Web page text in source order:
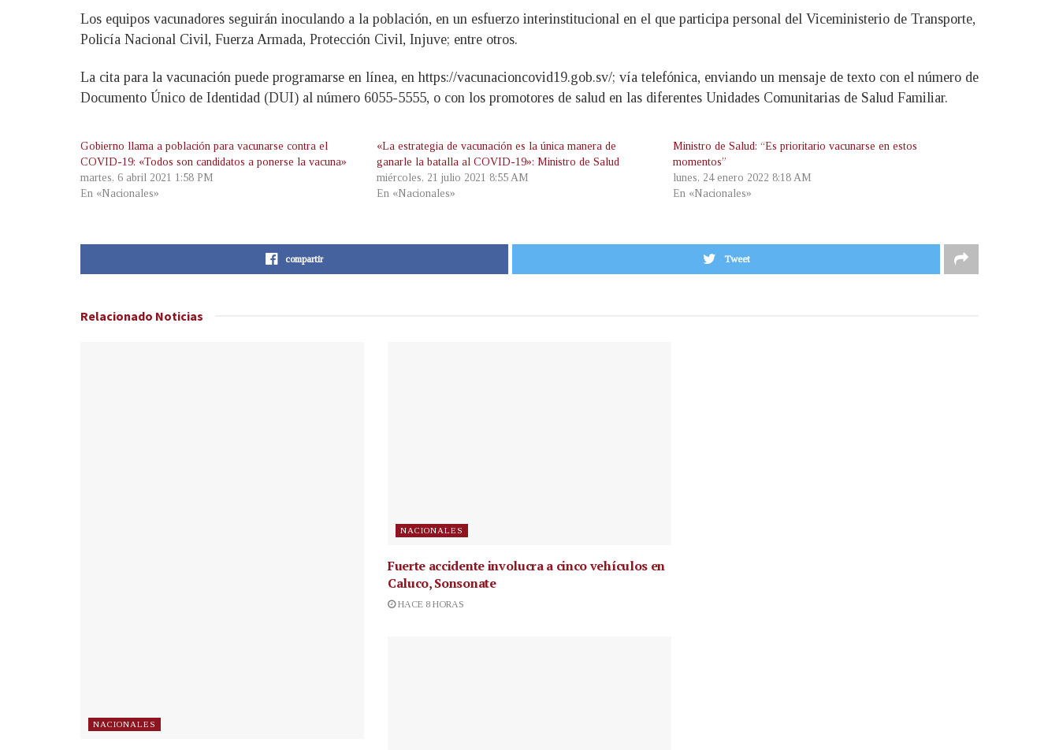
Los equipos vacunadores seguirán inoculando a la población, en un esfuerzo interinstitucional en el que participa personal del Viceministerio de Transporte,
Policía Nacional Civil, Fuerza Armada, Protección Civil, Injuve; entre otros.
La cita para la vacunación puede programarse en línea, en https://vacunacioncovid19.gob.sv/; vía telefónica, enviando un mensaje de texto con el número de
Documento Único de Identidad (DUI) al número 6055-5555, o con los promotores de salud en las diferentes Unidades Comunitarias de Salud Familiar.
Gobierno llama a población para vacunarse contra el
COVID-19: «Todos son candidatos a ponerse la vacuna»
martes, 6 abril 2021 1:58 PM
En «Nacionales»
«La estrategia de vacunación es la única manera de
ganarle la batalla al COVID-19»: Ministro de Salud
miércoles, 21 julio 2021 8:55 AM
En «Nacionales»
Ministro de Salud: “Es prioritario vacunarse en estos
momentos”
lunes, 24 enero 2022 8:18 AM
En «Nacionales»
compartir Tweet
Relacionado Noticias
NACIONALES
NACIONALES
Fuerte accidente involucra a cinco vehículos en
Caluco, Sonsonate
HACE 8 HORAS